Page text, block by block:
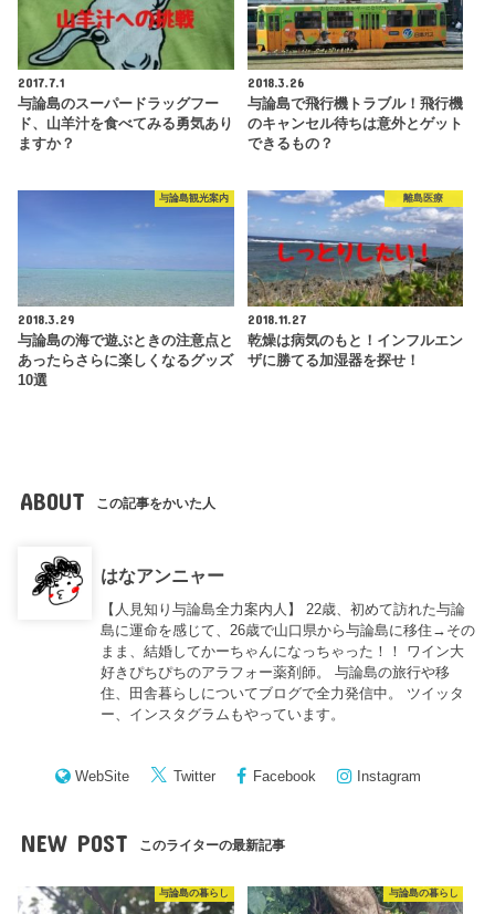
2017.7.1
与論島のスーパードラッグフー
ド、山羊汁を食べてみる勇気あり
ますか？
2018.3.26
与論島で飛行機トラブル！飛行機
のキャンセル待ちは意外とゲット
できるもの？
与論島観光案内
2018.3.29
与論島の海で遊ぶときの注意点と
あったらさらに楽しくなるグッズ
10選
離島医療
2018.11.27
乾燥は病気のもと！インフルエン
ザに勝てる加湿器を探せ！
ABOUT この記事をかいた人
はなアンニャー
【人見知り与論島全力案内人】 22歳、初めて訪れた与論
島に運命を感じて、26歳で山口県から与論島に移住→その
まま、結婚してかーちゃんになっちゃった！！ ワイン大
好きぴちぴちのアラフォー薬剤師。 与論島の旅行や移
住、田舎暮らしについてブログで全力発信中。 ツイッタ
ー、インスタグラムもやっています。
WebSite Twitter Facebook Instagram
NEW POST このライターの最新記事
与論島の暮らし 与論島の暮らし